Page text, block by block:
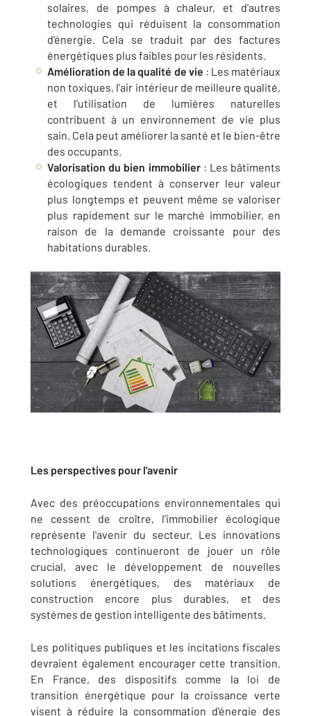
solaires, de pompes à chaleur, et d'autres
technologies qui réduisent la consommation
d'énergie. Cela se traduit par des factures
énergétiques plus faibles pour les résidents.
Amélioration de la qualité de vie : Les matériaux
non toxiques, l'air intérieur de meilleure qualité,
et l'utilisation de lumières naturelles
contribuent à un environnement de vie plus
sain. Cela peut améliorer la santé et le bien-être
des occupants.
Valorisation du bien immobilier: Les bâtiments
écologiques tendent à conserver leur valeur
plus longtemps et peuvent même se valoriser
plus rapidement sur le marché immobilier, en
raison de la demande croissante pour des
habitations durables.
Les perspectives pour l'avenir
Avec des préoccupations environnementales qui
ne cessent de croître, l'immobilier écologique
représente l'avenir du secteur. Les innovations
technologiques continueront de jouer un rôle
crucial, avec le développement de nouvelles
solutions énergétiques, des matériaux de
construction encore plus durables, et des
systèmes de gestion intelligente des bâtiments.
Les politiques publiques et les incitations fiscales
devraient également encourager cette transition.
En France, des dispositifs comme la loi de
transition énergétique pour la croissance verte
visent à réduire la consommation d'énergie des